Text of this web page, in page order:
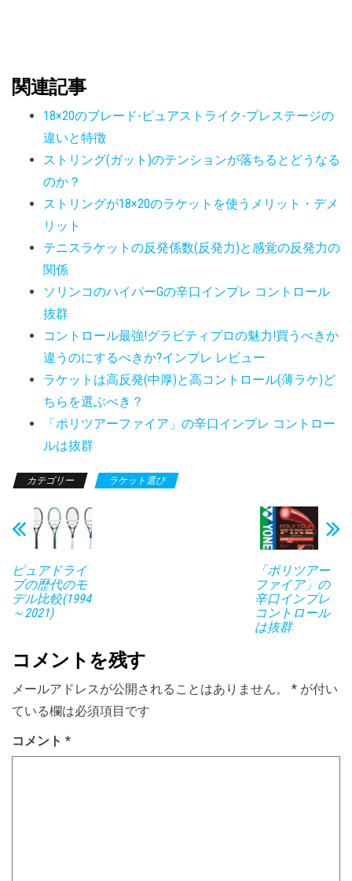
関連記事
18×20のブレード-ピュアストライク-プレステージの
違いと特徴
ストリング(ガット)のテンションが落ちるとどうなる
のか？
ストリングが18×20のラケットを使うメリット・デメ
リット
テニスラケットの反発係数(反発力)と感覚の反発力の
関係
ソリンコのハイパーGの辛口インプレ コントロール
抜群
コントロール最強!グラビティプロの魅力!買うべきか
違うのにするべきか?インプレ レビュー
ラケットは高反発(中厚)と高コントロール(薄ラケ)ど
ちらを選ぶべき？
「ポリツアーファイア」の辛口インプレ コントロー
ルは抜群
カテゴリー ラケット選び
ピュアドライ
ブの歴代のモ
デル比較(1994
～2021)
「ポリツアー
ファイア」の
辛口インプレ
コントロール
は抜群
コメントを残す
メールアドレスが公開されることはありません。 * が付い
ている欄は必須項目です
コメント *